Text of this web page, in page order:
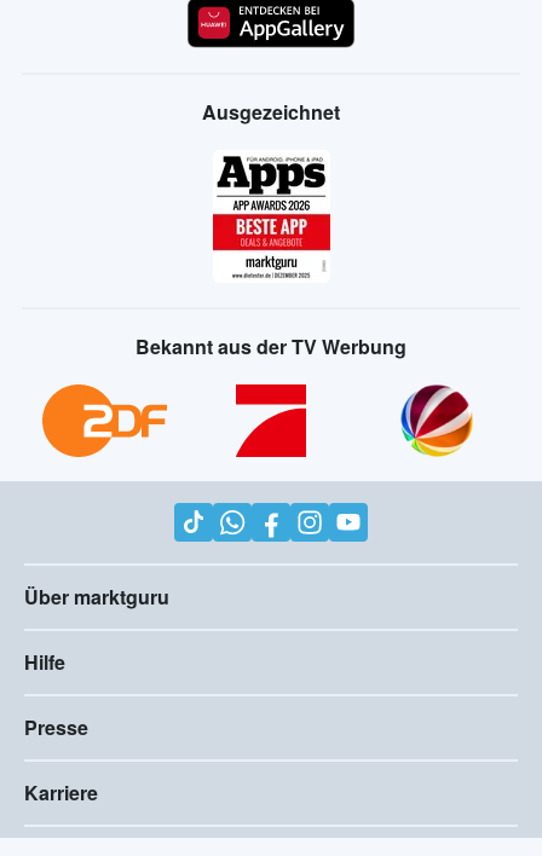
Ausgezeichnet
Bekannt aus der TV Werbung
Über marktguru
Hilfe
Presse
Karriere